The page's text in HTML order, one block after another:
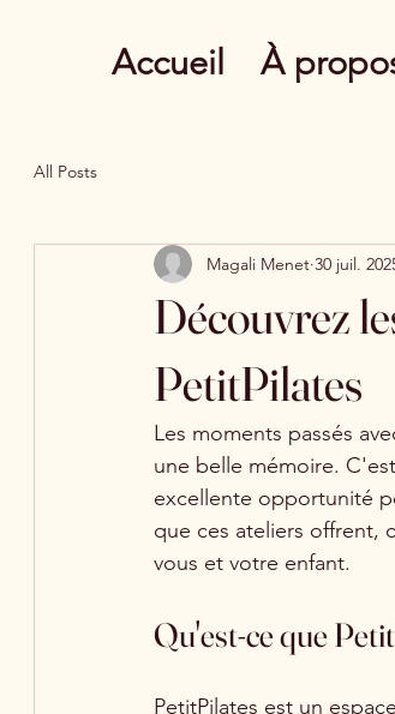
Accueil À
All Posts
Découvrez
PetitPilates
Magali Menet 30 juil.
Les moments passés
une belle mémoire.
excellente opportunité
que ces ateliers offrent,
vous et votre enfant.
Qu'est-ce que
PetitPilates est un